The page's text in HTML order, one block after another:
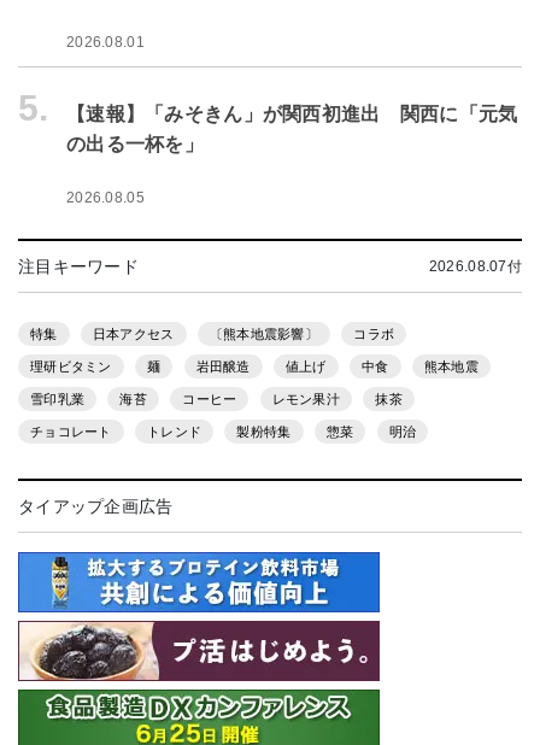
2026.08.01
5.
【速報】「みそきん」が関西初進出 関西に「元気
の出る一杯を」
2026.08.05
注目キーワード 2026.08.07付
特集 日本アクセス 〔熊本地震影響〕 コラボ
理研ビタミン 麺 岩田醸造 値上げ 中食 熊本地震
雪印乳業 海苔 コーヒー レモン果汁 抹茶
チョコレート トレンド 製粉特集 惣菜 明治
タイアップ企画広告